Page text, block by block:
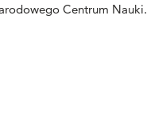
Centrum Nauki.